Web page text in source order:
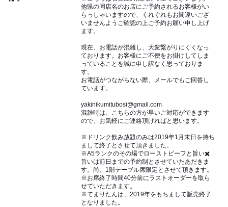
他県の同店名のお店にご予約されるお客様がい
らっしゃいますので、くれぐれもお間違いござ
いませんようご確認の上ご予約お願い申し上げ
ます。
現在、お電話が混雑し、大変繋がりにくくなっ
ております。お客様にご不便をお掛けしてしま
っていることを誠に申し訳なく思っておりま
す。
お電話がつながらない際、メールでもご回答し
ています。
yakinikumitubosi@gmail.com
混雑時は、こちらの方が早いご対応ができます
ので、お気軽にご連絡頂ければと思います。
※ドリンク飲み放題のみは2019年1月末日を持ち
まして終了とさせて頂きました。
※A5ランクのその場でローストビーフと旨い✖️
旨いは前日までの予約制とさせていたあだきま
す。尚、1階テーブル席限定とさせて頂きます。
※お席終了時間40分前にラストオーダーを取ら
せていただきます。
※てまりたんは、2019年をもちまして販売終了
となりました。